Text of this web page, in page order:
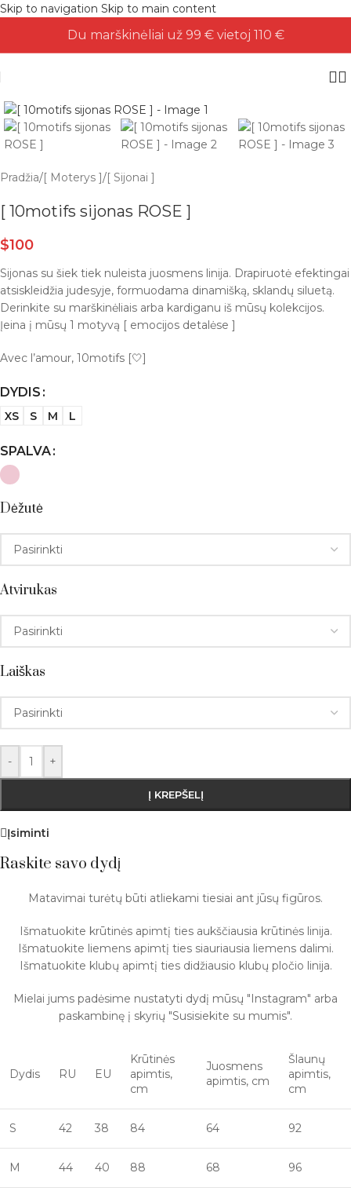
Skip to navigation Skip to main content
Du marškinėliai už 99 € vietoj 110 €
Pradžia/[ Moterys ]/[ Sijonai ]
[ 10motifs sijonas ROSE ]
$100
Sijonas su šiek tiek nuleista juosmens linija. Drapiruotė efektingai
atsiskleidžia judesyje, formuodama dinamišką, sklandų siluetą.
Derinkite su marškinėliais arba kardiganu iš mūsų kolekcijos.
Įeina į mūsų 1 motyvą [ emocijos detalėse ]
Avec l’amour, 10motifs [🤍]
DYDIS
XS S M L
SPALVA
Dėžutė
Atvirukas
Laiškas
- +
Į KREPŠELĮ
Įsiminti
Raskite savo dydį
Matavimai turėtų būti atliekami tiesiai ant jūsų figūros.
Išmatuokite krūtinės apimtį ties aukščiausia krūtinės linija.
Išmatuokite liemens apimtį ties siauriausia liemens dalimi.
Išmatuokite klubų apimtį ties didžiausio klubų pločio linija.
Mielai jums padėsime nustatyti dydį mūsų "Instagram" arba
paskambinę į skyrių "Susisiekite su mumis".
Dydis RU EU
Krūtinės
apimtis,
cm
Juosmens
apimtis, cm
Šlaunų
apimtis,
cm
S 42 38 84 64 92
M 44 40 88 68 96